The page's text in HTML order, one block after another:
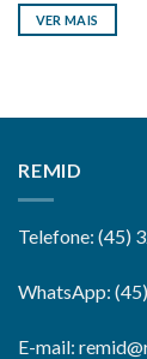
VER MAIS
REMID
Telefone: (45)
WhatsApp:
E-mail: